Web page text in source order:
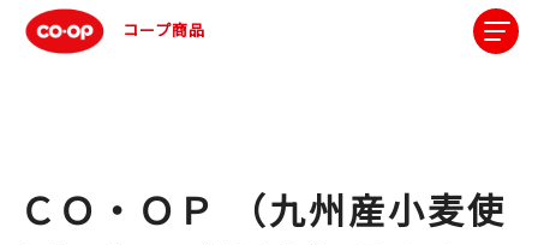
コープ商品
ＣＯ・ＯＰ （九州産小麦使